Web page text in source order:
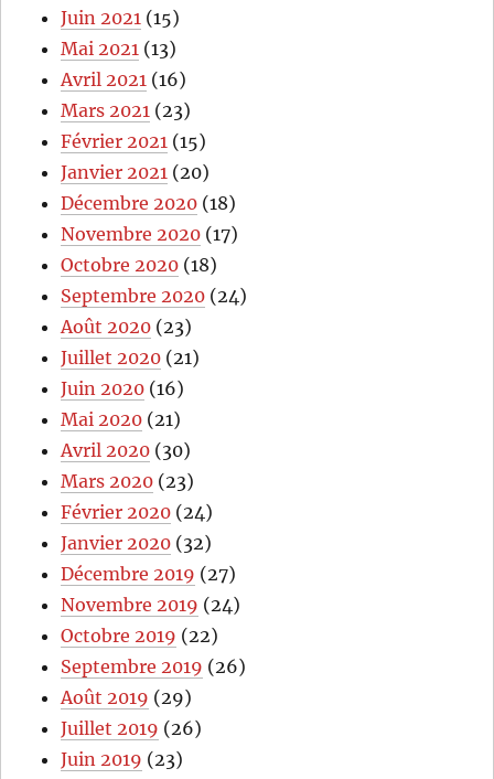
Juin 2021 (15)
Mai 2021 (13)
Avril 2021 (16)
Mars 2021 (23)
Février 2021 (15)
Janvier 2021 (20)
Décembre 2020 (18)
Novembre 2020 (17)
Octobre 2020 (18)
Septembre 2020 (24)
Août 2020 (23)
Juillet 2020 (21)
Juin 2020 (16)
Mai 2020 (21)
Avril 2020 (30)
Mars 2020 (23)
Février 2020 (24)
Janvier 2020 (32)
Décembre 2019 (27)
Novembre 2019 (24)
Octobre 2019 (22)
Septembre 2019 (26)
Août 2019 (29)
Juillet 2019 (26)
Juin 2019 (23)